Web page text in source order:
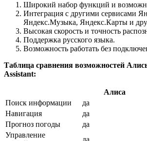
Широкий набор функций и
Интеграция с другими сервисами
Яндекс.Музыка, Яндекс.Карты и
Высокая скорость и точность
Поддержка русского языка.
Возможность работать без
Таблица сравнения возможностей
Assistant:
Алиса
Поиск информации
да
Навигация
да
Прогноз погоды
да
Управление
да